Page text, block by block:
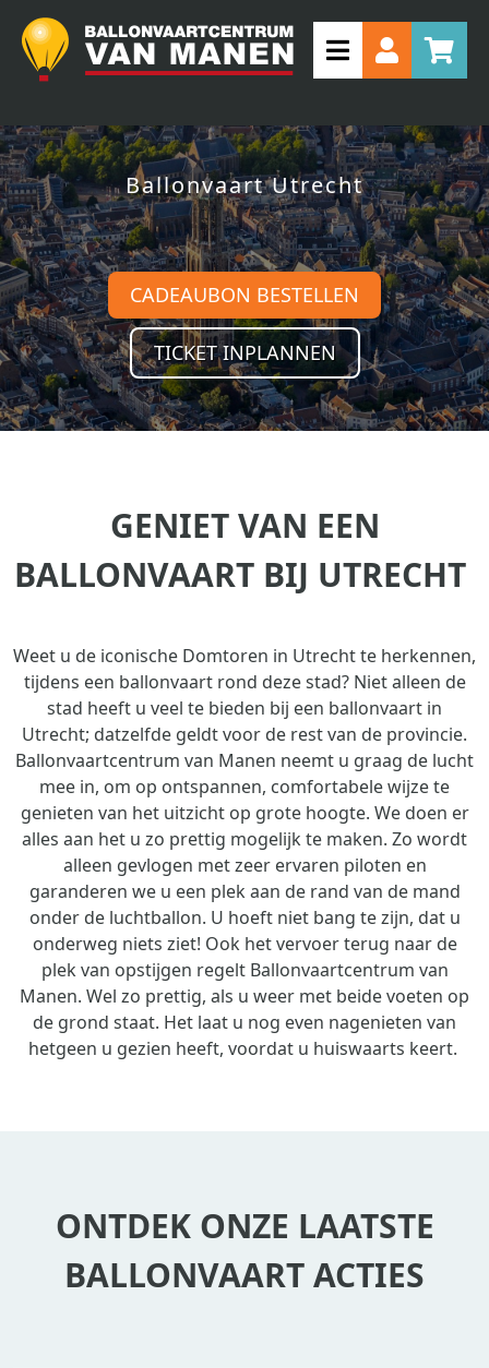
Ballonvaart Utrecht
CADEAUBON BESTELLEN
TICKET INPLANNEN
GENIET VAN EEN
BALLONVAART BIJ UTRECHT
Weet u de iconische Domtoren in Utrecht te herkennen,
tijdens een ballonvaart rond deze stad? Niet alleen de
stad heeft u veel te bieden bij een ballonvaart in
Utrecht; datzelfde geldt voor de rest van de provincie.
Ballonvaartcentrum van Manen neemt u graag de lucht
mee in, om op ontspannen, comfortabele wijze te
genieten van het uitzicht op grote hoogte. We doen er
alles aan het u zo prettig mogelijk te maken. Zo wordt
alleen gevlogen met zeer ervaren piloten en
garanderen we u een plek aan de rand van de mand
onder de luchtballon. U hoeft niet bang te zijn, dat u
onderweg niets ziet! Ook het vervoer terug naar de
plek van opstijgen regelt Ballonvaartcentrum van
Manen. Wel zo prettig, als u weer met beide voeten op
de grond staat. Het laat u nog even nagenieten van
hetgeen u gezien heeft, voordat u huiswaarts keert.
ONTDEK ONZE LAATSTE
BALLONVAART ACTIES